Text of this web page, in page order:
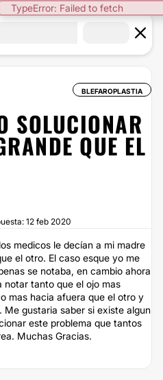
TypeError: Failed to fetch
BLEFAROPLASTIA
SOLUCIONAR
QUE EL
12 feb 2020
medicos le decían a mi madre
el otro. El caso esque yo me
se notaba, en cambio ahora
notar tanto que el ojo mas
mas hacia afuera que el otro y
gustaria saber si existe algun
este problema que tantos
Muchas Gracias.